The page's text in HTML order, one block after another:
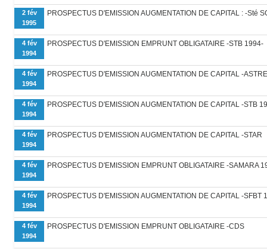
2 fév
1995
PROSPECTUS D'EMISSION AUGMENTATION DE CAPITAL : -Sté
4 fév
1994
PROSPECTUS D'EMISSION EMPRUNT OBLIGATAIRE -STB 1994-
4 fév
1994
PROSPECTUS D'EMISSION AUGMENTATION DE CAPITAL -
4 fév
1994
PROSPECTUS D'EMISSION AUGMENTATION DE CAPITAL -STB
4 fév
1994
PROSPECTUS D'EMISSION AUGMENTATION DE CAPITAL -STAR
4 fév
1994
PROSPECTUS D'EMISSION EMPRUNT OBLIGATAIRE -SAMARA
4 fév
1994
PROSPECTUS D'EMISSION AUGMENTATION DE CAPITAL -SFBT
4 fév
1994
PROSPECTUS D'EMISSION EMPRUNT OBLIGATAIRE -CDS